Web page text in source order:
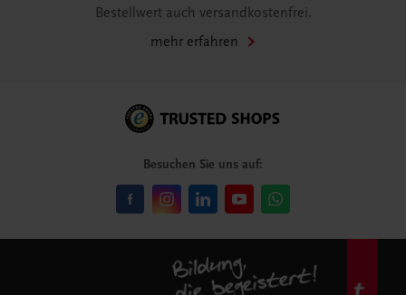
Bestellwert auch versandkostenfrei.
mehr erfahren
Besuchen Sie uns auf: